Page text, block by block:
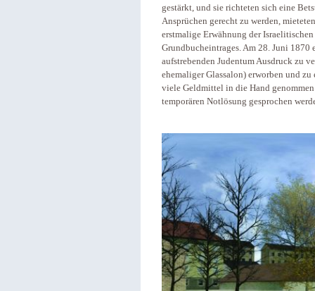
gestärkt, und sie richteten sich eine
Ansprüchen gerecht zu werden,
erstmalige Erwähnung der
Grundbucheintrages. Am 28. Juni
aufstrebenden Judentum Ausdruck zu
ehemaliger Glassalon) erworben und
viele Geldmittel in die Hand
temporären Notlösung gesprochen